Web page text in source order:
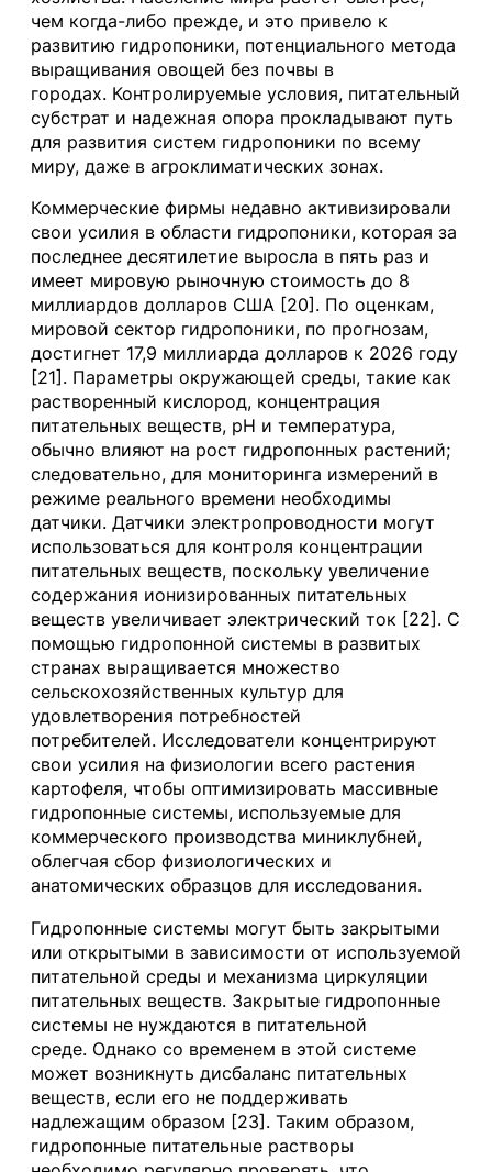
чем когда-либо прежде, и это привело к
развитию гидропоники, потенциального метода
выращивания овощей без почвы в
городах. Контролируемые условия, питательный
субстрат и надежная опора прокладывают путь
для развития систем гидропоники по всему
миру, даже в агроклиматических зонах.
Коммерческие фирмы недавно активизировали
свои усилия в области гидропоники, которая за
последнее десятилетие выросла в пять раз и
имеет мировую рыночную стоимость до 8
миллиардов долларов США [20]. По оценкам,
мировой сектор гидропоники, по прогнозам,
достигнет 17,9 миллиарда долларов к 2026 году
[21]. Параметры окружающей среды, такие как
растворенный кислород, концентрация
питательных веществ, рН и температура,
обычно влияют на рост гидропонных растений;
следовательно, для мониторинга измерений в
режиме реального времени необходимы
датчики. Датчики электропроводности могут
использоваться для контроля концентрации
питательных веществ, поскольку увеличение
содержания ионизированных питательных
веществ увеличивает электрический ток [22]. С
помощью гидропонной системы в развитых
странах выращивается множество
сельскохозяйственных культур для
удовлетворения потребностей
потребителей. Исследователи концентрируют
свои усилия на физиологии всего растения
картофеля, чтобы оптимизировать массивные
гидропонные системы, используемые для
коммерческого производства миниклубней,
облегчая сбор физиологических и
анатомических образцов для исследования.
Гидропонные системы могут быть закрытыми
или открытыми в зависимости от используемой
питательной среды и механизма циркуляции
питательных веществ. Закрытые гидропонные
системы не нуждаются в питательной
среде. Однако со временем в этой системе
может возникнуть дисбаланс питательных
веществ, если его не поддерживать
надлежащим образом [23]. Таким образом,
гидропонные питательные растворы